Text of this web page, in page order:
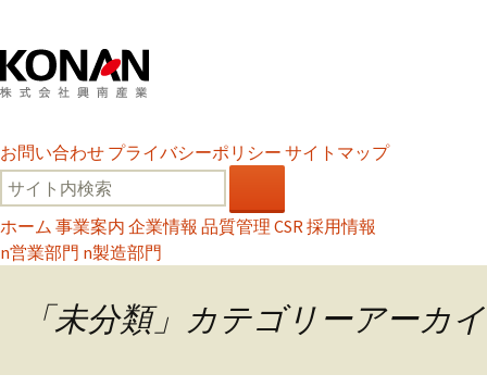
お問い合わせ プライバシーポリシー サイトマップ
ホーム 事業案内 企業情報 品質管理 CSR採用情報
n営業部門 n製造部門
「未分類」カテゴリーアーカ